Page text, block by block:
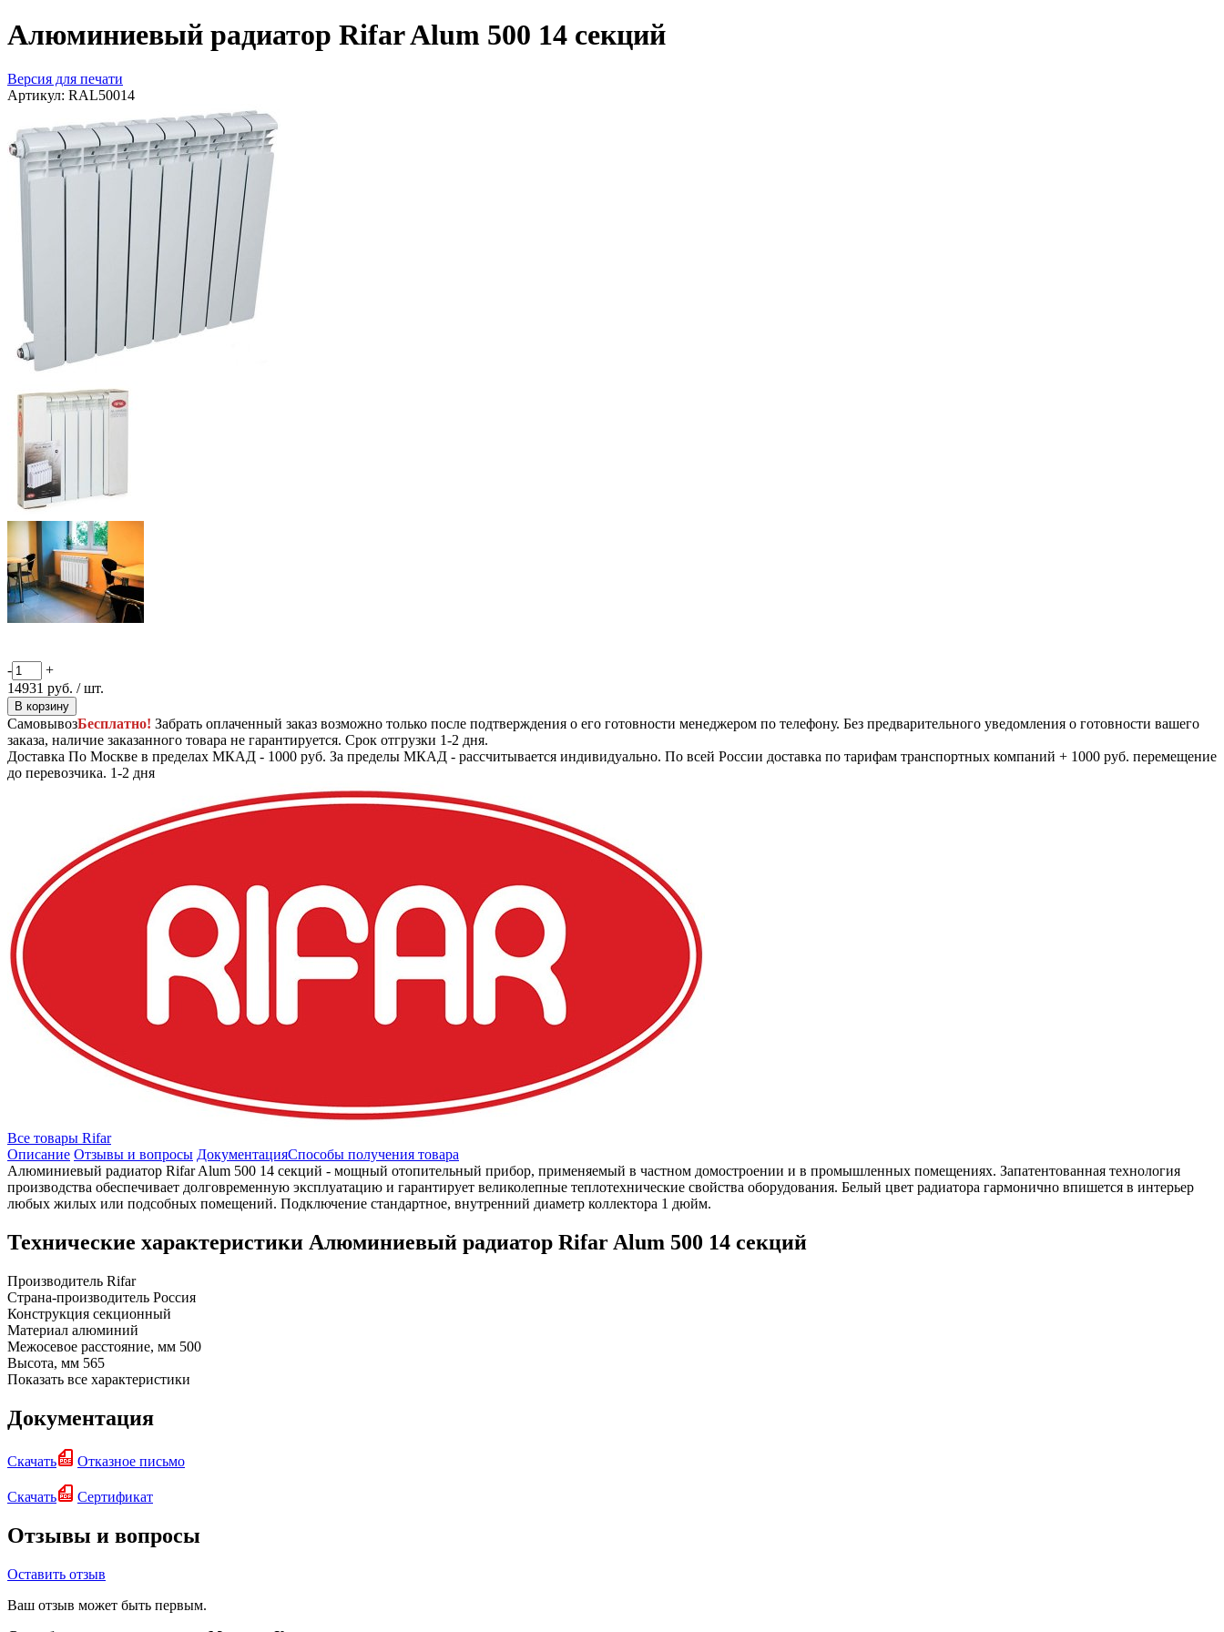
Алюминиевый радиатор Rifar Alum 500 14 секций
Версия для печати
Артикул: RAL50014
-
+
14931 руб. / шт.
В корзину
СамовывозБесплатно! Забрать оплаченный заказ возможно только после подтверждения о его готовности менеджером по телефону. Без предварительного уведомления о готовности вашего
заказа, наличие заказанного товара не гарантируется. Срок отгрузки 1-2 дня.
Доставка По Москве в пределах МКАД - 1000 руб. За пределы МКАД - рассчитывается индивидуально. По всей России доставка по тарифам транспортных компаний + 1000 руб. перемещение
до перевозчика. 1-2 дня
Все товары Rifar
Описание Отзывы и вопросы ДокументацияСпособы получения товара
Алюминиевый радиатор Rifar Alum 500 14 секций - мощный отопительный прибор, применяемый в частном домостроении и в промышленных помещениях. Запатентованная технология
производства обеспечивает долговременную эксплуатацию и гарантирует великолепные теплотехнические свойства оборудования. Белый цвет радиатора гармонично впишется в интерьер
любых жилых или подсобных помещений. Подключение стандартное, внутренний диаметр коллектора 1 дюйм.
Технические характеристики Алюминиевый радиатор Rifar Alum 500 14 секций
Производитель Rifar
Страна-производитель Россия
Конструкция секционный
Материал алюминий
Межосевое расстояние, мм 500
Высота, мм 565
Показать все характеристики
Документация
Скачать Отказное письмо
Скачать Сертификат
Отзывы и вопросы
Оставить отзыв
Ваш отзыв может быть первым.